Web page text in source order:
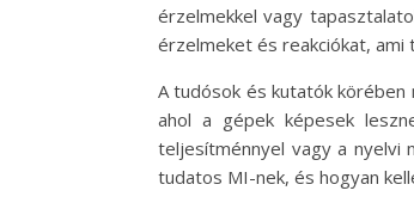
érzelmekkel vagy
érzelmeket és reakciókat, ami
A tudósok és kutatók
ahol a gépek képesek
teljesítménnyel vagy a nyelvi
tudatos MI-nek, és hogyan